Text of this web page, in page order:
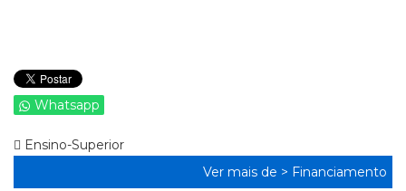
Whatsapp
Ensino-Superior
Ver mais de > Financiamento